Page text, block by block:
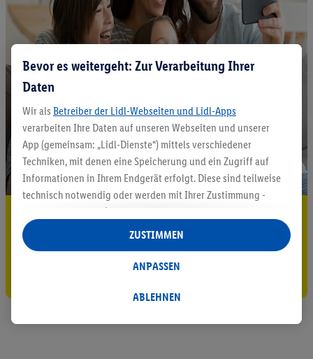
5.95 € Versand sparen³²ᵃ
Jetzt zum Newsletter anmelden
Gutschein sichern!
Bevor es weitergeht: Zur Verarbeitung Ihrer
Daten
Wir als Betreiber der Lidl-Webseiten und Lidl-Apps
verarbeiten Ihre Daten auf unseren Webseiten und unserer
App (gemeinsam: „Lidl-Dienste“) mittels verschiedener
Techniken, mit denen eine Speicherung und ein Zugriff auf
Informationen in Ihrem Endgerät erfolgt. Diese sind teilweise
technisch notwendig oder werden mit Ihrer Zustimmung -
auch durch Partner (u.a.
Verantwortliche; im Zusammenhang mit dem IAB TCF
insgesamt
Statistik-Erstellung oder für personalisierte Werbung
Datenverarbeitungen für personalisierte Werbung werden
ABLEHNEN
ANPASSEN
ZUSTIMMEN